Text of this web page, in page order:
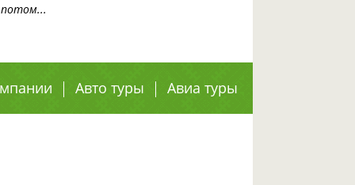
Авто туры Авиа туры